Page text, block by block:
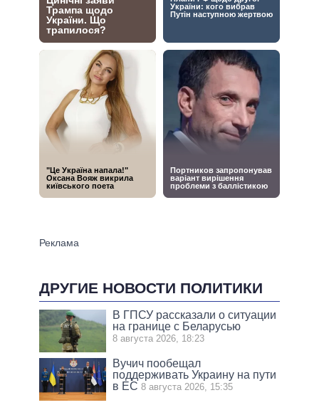
ДРУГИЕ НОВОСТИ ПОЛИТИКИ
В ГПСУ рассказали о ситуации
на границе с Беларусью
8 августа 2026, 18:23
Вучич пообещал
поддерживать Украину на пути
в ЕС 8 августа 2026, 15:35